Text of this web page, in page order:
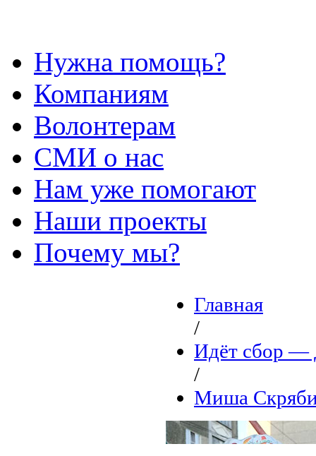
Нужна помощь?
Компаниям
Волонтерам
СМИ о нас
Нам уже помогают
Наши проекты
Почему мы?
Главная
/
Идёт сбор
/
Миша